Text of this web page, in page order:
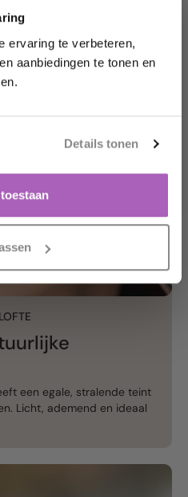
ervaring te verbeteren,
aanbiedingen te tonen en
Details tonen
een egale, stralende teint
Licht, ademend en ideaal